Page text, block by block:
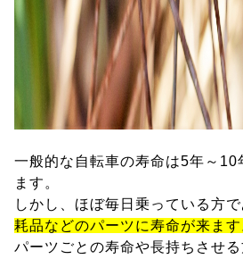
一般的な自転車の寿命は5年～10
ます。
しかし、ほぼ毎日乗っている方で
耗品などのパーツに寿命が来ます
パーツごとの寿命や長持ちさせ